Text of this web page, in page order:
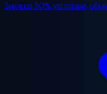
Знижка 50% усі плани,